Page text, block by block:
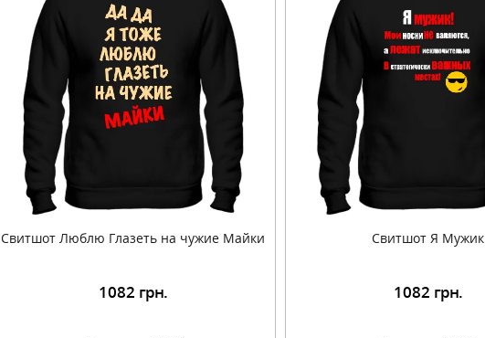
Свитшот Люблю Глазеть на чужие Майки
1082 грн.
Свитшот Я Мужик
Подробнее 1082 грн.
Подробнее